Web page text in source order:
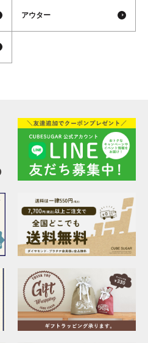
アウター